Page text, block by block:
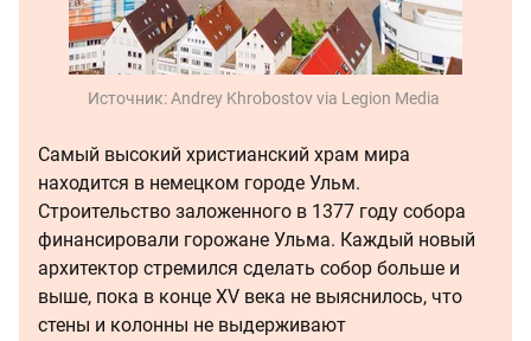
Источник:Andrey Khrobostov via Legion Media
Самый высокий христианский храм мира
находится в немецком городе Ульм.
Строительство заложенного в 1377 году собора
финансировали горожане Ульма. Каждый новый
архитектор стремился сделать собор больше и
выше, пока в конце XV века не выяснилось, что
стены и колонны не выдерживают